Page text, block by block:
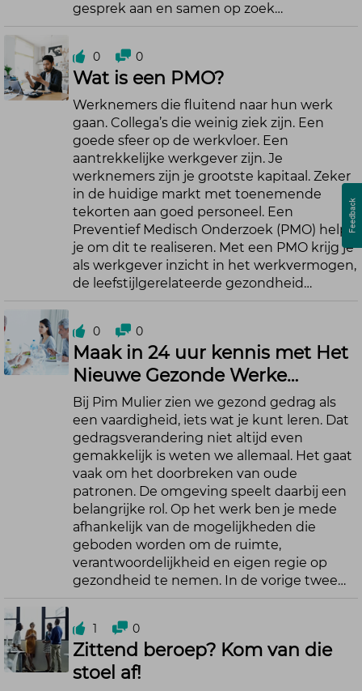
gesprek aan en samen op zoek…
0 0
Wat is een PMO?
Werknemers die fluitend naar hun werk
gaan. Collega’s die weinig ziek zijn. Een
goede sfeer op de werkvloer. Een
aantrekkelijke werkgever zijn. Je
werknemers zijn je grootste kapitaal. Zeker
in de huidige markt met toenemende
tekorten aan goed personeel. Een
Preventief Medisch Onderzoek (PMO) helpt
je om dit te realiseren. Met een PMO krijg je
als werkgever inzicht in het werkvermogen,
de leefstijlgerelateerde gezondheid…
0 0
Maak in 24 uur kennis met Het
Nieuwe Gezonde Werke…
Bij Pim Mulier zien we gezond gedrag als
een vaardigheid, iets wat je kunt leren. Dat
gedragsverandering niet altijd even
gemakkelijk is weten we allemaal. Het gaat
vaak om het doorbreken van oude
patronen. De omgeving speelt daarbij een
belangrijke rol. Op het werk ben je mede
afhankelijk van de mogelijkheden die
geboden worden om de ruimte,
verantwoordelijkheid en eigen regie op
gezondheid te nemen. In de vorige twee…
1 0
Zittend beroep? Kom van die
stoel af!